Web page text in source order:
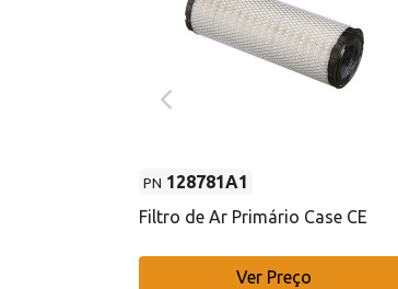
PN 128781A1
Filtro de Ar Primário Case CE
Ver Preço